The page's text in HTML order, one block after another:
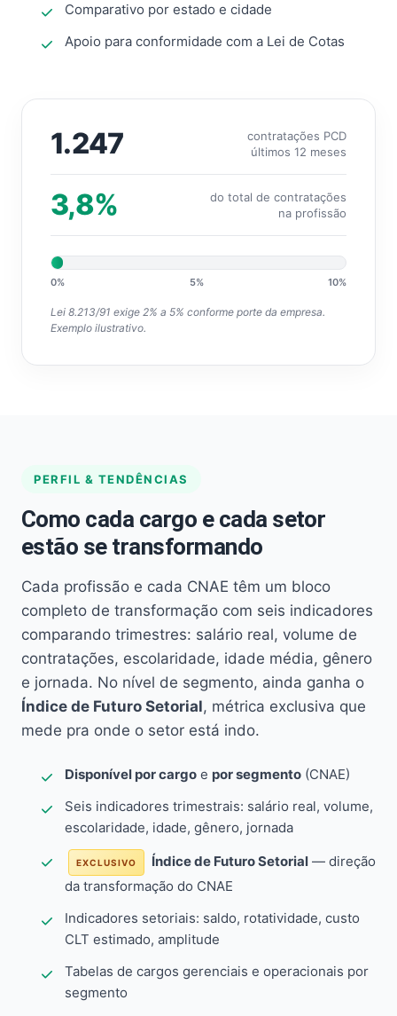
Comparativo por estado e cidade
Apoio para conformidade com a Lei de Cotas
1.247
contratações PCD
últimos 12 meses
3,8%
do total de contratações
na profissão
0% 5% 10%
Lei 8.213/91 exige 2% a 5% conforme porte da empresa.
Exemplo ilustrativo.
PERFIL & TENDÊNCIAS
Como cada cargo e cada setor
estão se transformando
Cada profissão e cada CNAE têm um bloco
completo de transformação com seis indicadores
comparando trimestres: salário real, volume de
contratações, escolaridade, idade média, gênero
e jornada. No nível de segmento, ainda ganha o
Índice de Futuro Setorial, métrica exclusiva que
mede pra onde o setor está indo.
Disponível por cargo e por segmento (CNAE)
Seis indicadores trimestrais: salário real, volume,
escolaridade, idade, gênero, jornada
EXCLUSIVO Índice de Futuro Setorial — direção
da transformação do CNAE
Indicadores setoriais: saldo, rotatividade, custo
CLT estimado, amplitude
Tabelas de cargos gerenciais e operacionais por
segmento